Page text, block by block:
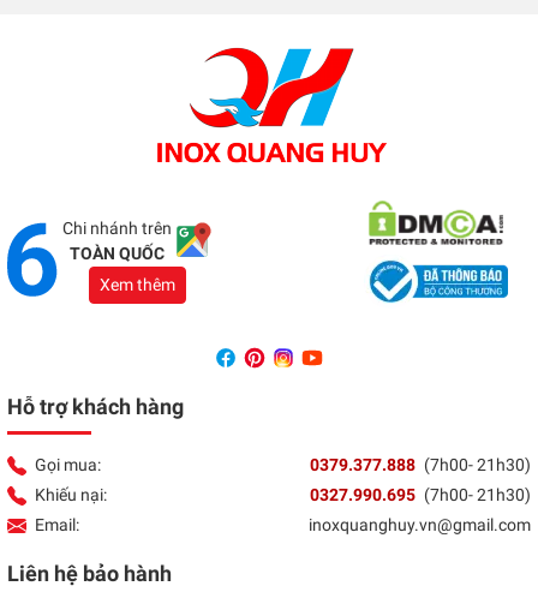
037 9377 888
Showroom Đồng Nai
Địa chỉ: 1066 - QL 51 Tổ 3- Ấp Đồng- Phước Tân-
Chi nhánh trên
TOÀN QUỐC
Xem thêm
Hỗ trợ khách hàng
Gọi mua: 0379.377.888 (7h00- 21h30)
Khiếu nại:
0327.990.695 (7h00- 21h30)
Email:
inoxquanghuy.vn@gmail.com
Liên hệ bảo hành